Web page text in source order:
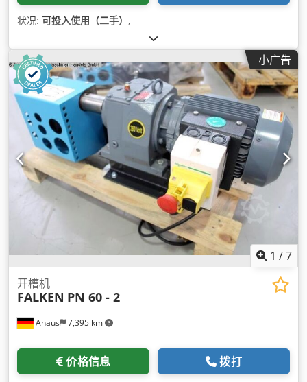
状况: 可投入使用（二手） ,
小广告
1 /7
Ahaus 7,395 km
开槽机
FALKEN PN 60 - 2
价格信息 拨打